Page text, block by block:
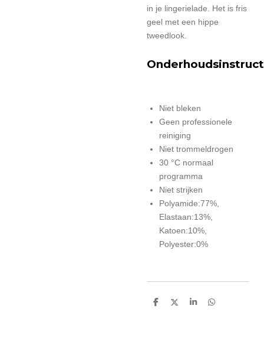
in je lingerielade. Het is fris
geel met een hippe
tweedlook.
Niet bleken
Geen professionele
reiniging
Niet trommeldrogen
30 °C normaal
programma
Niet strijken
Polyamide:77%,
Elastaan:13%,
Katoen:10%,
Polyester:0%
D
D
S
D